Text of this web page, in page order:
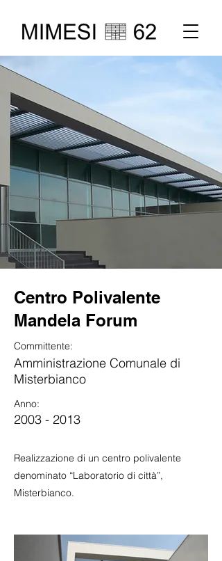
Centro Polivalente
Mandela Forum
Committente:
Amministrazione Comunale di
Misterbianco
Anno:
2003 - 2013
Realizzazione di un centro polivalente
denominato “Laboratorio di città”,
Misterbianco.